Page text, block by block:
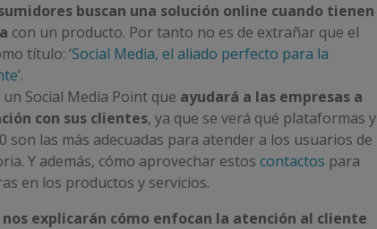
buscan una solución online cuando tienen
con un producto. Por tanto no es de extrañar que el
título: ‘Social Media, el aliado perfecto para la
’.
Social Media Point que ayudará a las empresas a
con sus clientes, ya que se verá qué plataformas y
son las más adecuadas para atender a los usuarios de
Y además, cómo aprovechar estos contactos para
en los productos y servicios.
nos explicarán cómo enfocan la atención al cliente